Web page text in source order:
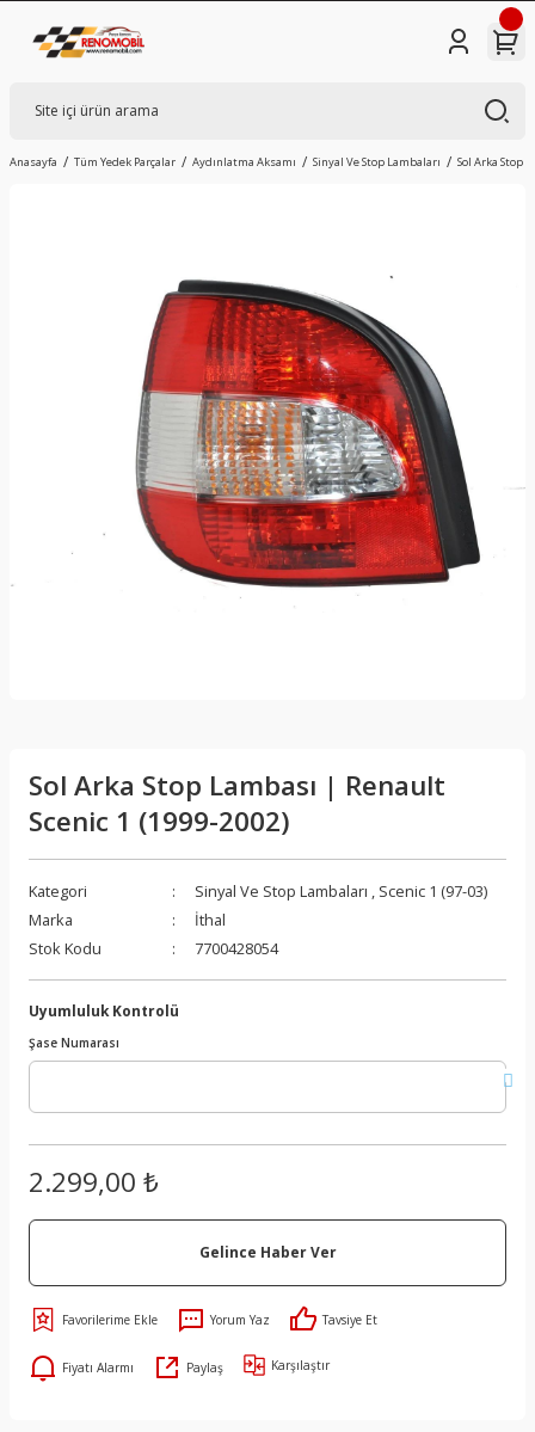
Anasayfa Tüm Yedek Parçalar Aydınlatma Aksamı Sinyal Ve Stop Lambaları Sol Arka Stop
Sol Arka Stop Lambası | Renault
Scenic 1 (1999-2002)
Kategori Sinyal Ve Stop Lambaları , Scenic 1 (97-03)
Marka
İthal
Stok Kodu
7700428054
Uyumluluk Kontrolü
Şase Numarası
2.299,00 ₺
Gelince Haber Ver
Yorum Yaz Tavsiye Et
Fiyatı Alarmı Paylaş Karşılaştır